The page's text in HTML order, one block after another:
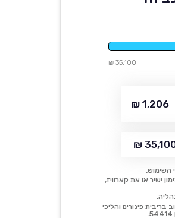
35,100 ₪
1,206 ₪
35,100
השימוש.
ישיר או את קארוויז,
פיגורים והליכי